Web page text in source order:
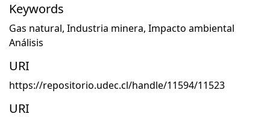
Keywords
Gas natural, Industria minera, Impacto ambiental
Análisis
URI
https://repositorio.udec.cl/handle/11594/11523
URI